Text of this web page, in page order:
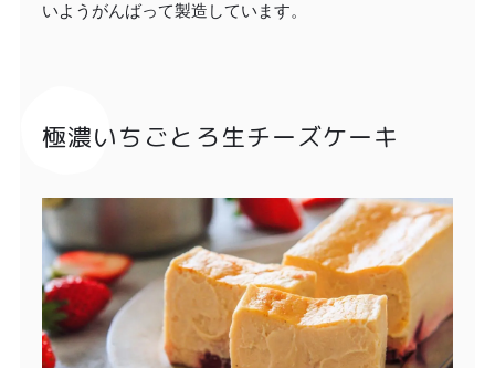
いようがんばって製造しています。
極濃いちごとろ生チーズケーキ